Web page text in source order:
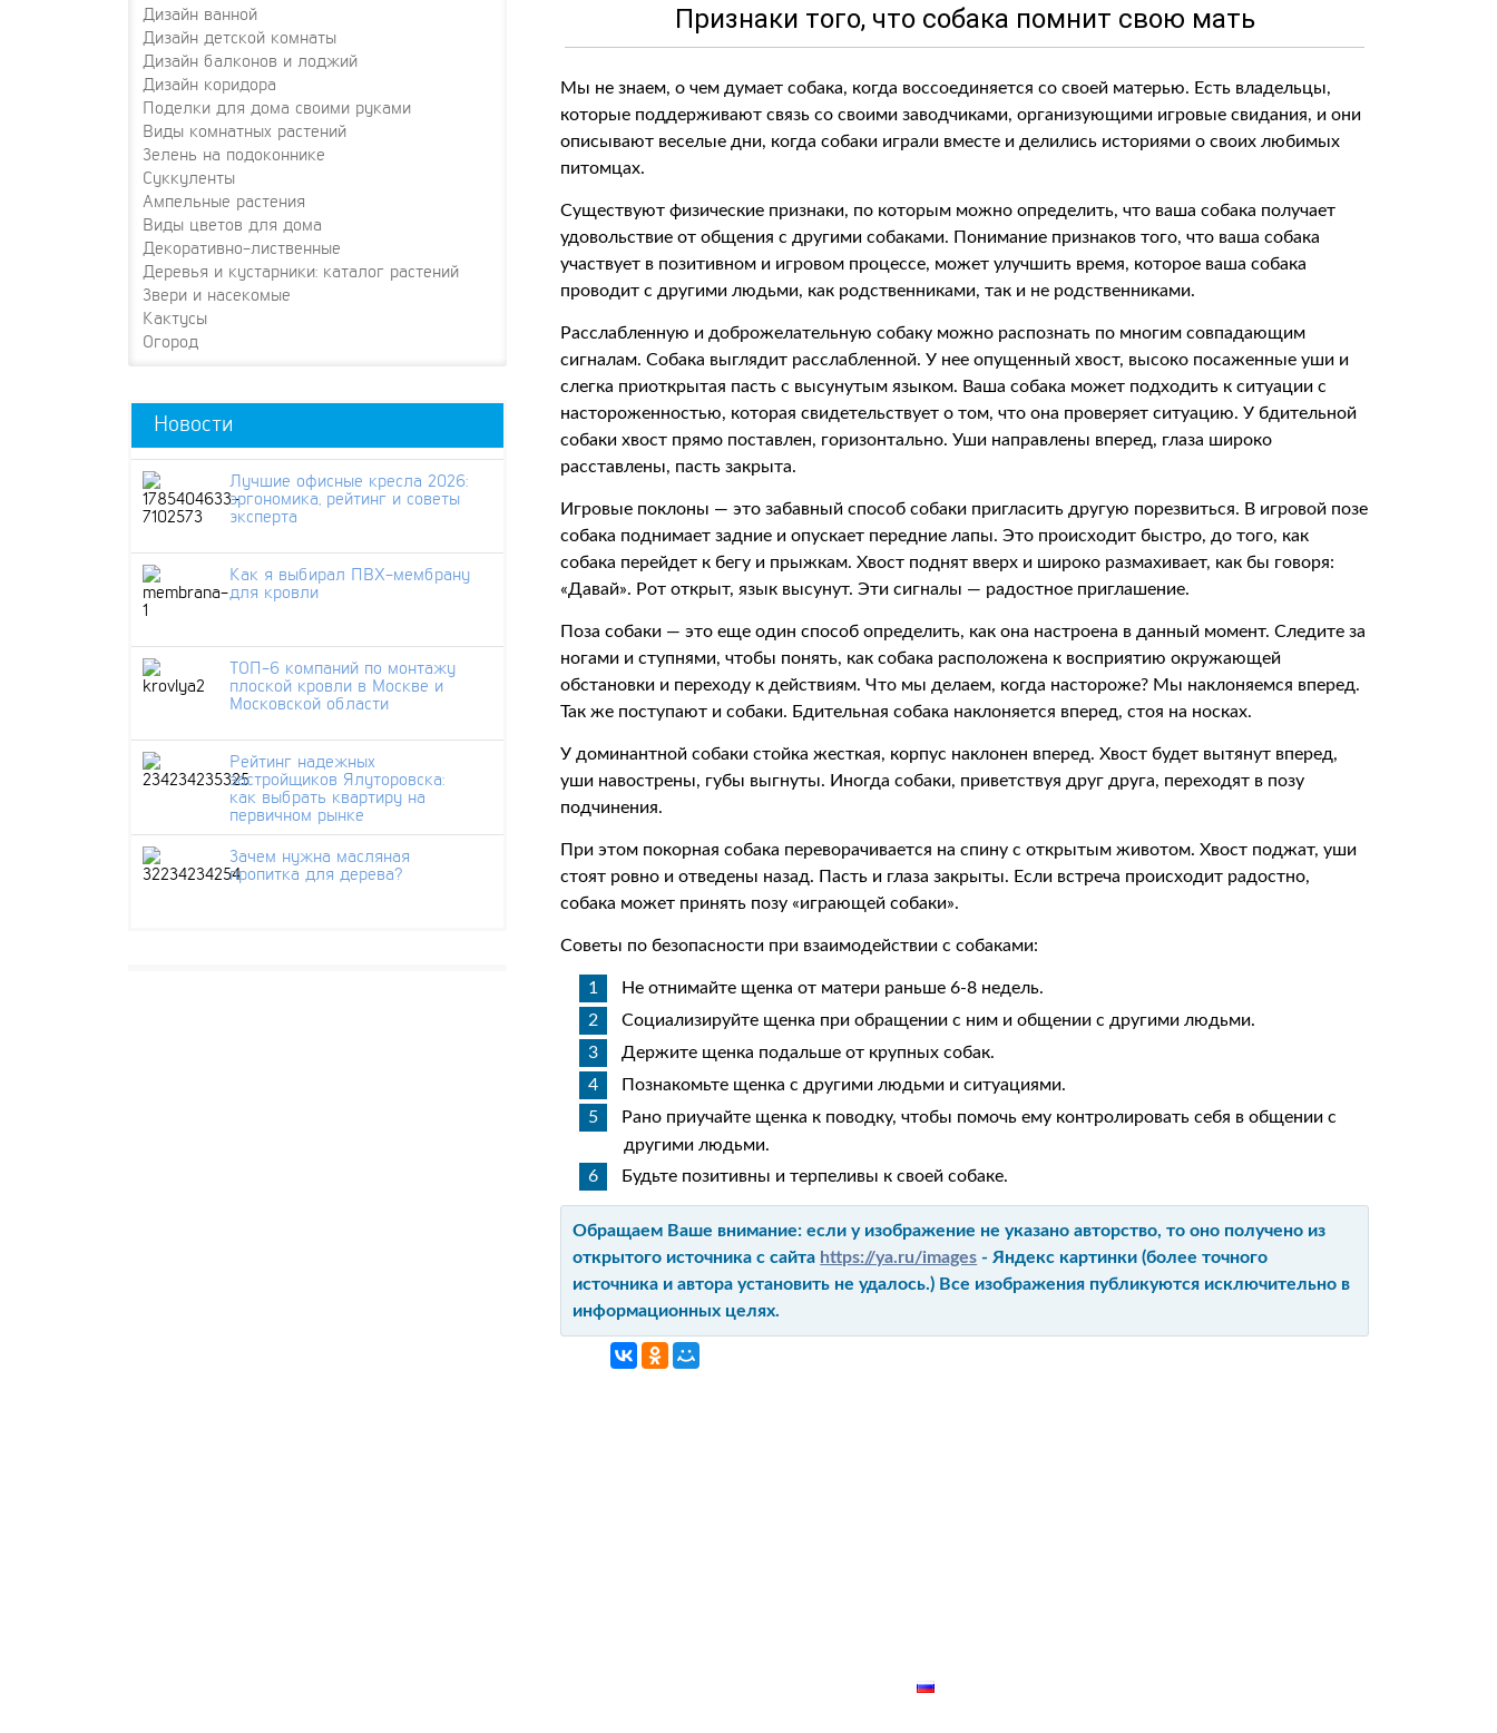
Признаки того, что собака помнит свою мать
Мы не знаем, о чем думает собака, когда воссоединяется со своей матерью. Есть владельцы,
которые поддерживают связь со своими заводчиками, организующими игровые свидания, и они
описывают веселые дни, когда собаки играли вместе и делились историями о своих любимых
питомцах.
Существуют физические признаки, по которым можно определить, что ваша собака получает
удовольствие от общения с другими собаками. Понимание признаков того, что ваша собака
участвует в позитивном и игровом процессе, может улучшить время, которое ваша собака
проводит с другими людьми, как родственниками, так и не родственниками.
Расслабленную и доброжелательную собаку можно распознать по многим совпадающим
сигналам. Собака выглядит расслабленной. У нее опущенный хвост, высоко посаженные уши и
слегка приоткрытая пасть с высунутым языком. Ваша собака может подходить к ситуации с
настороженностью, которая свидетельствует о том, что она проверяет ситуацию. У бдительной
собаки хвост прямо поставлен, горизонтально. Уши направлены вперед, глаза широко
расставлены, пасть закрыта.
Игровые поклоны — это забавный способ собаки пригласить другую порезвиться. В игровой позе
собака поднимает задние и опускает передние лапы. Это происходит быстро, до того, как
собака перейдет к бегу и прыжкам. Хвост поднят вверх и широко размахивает, как бы говоря:
«Давай». Рот открыт, язык высунут. Эти сигналы — радостное приглашение.
Поза собаки — это еще один способ определить, как она настроена в данный момент. Следите за
ногами и ступнями, чтобы понять, как собака расположена к восприятию окружающей
обстановки и переходу к действиям. Что мы делаем, когда настороже? Мы наклоняемся вперед.
Так же поступают и собаки. Бдительная собака наклоняется вперед, стоя на носках.
У доминантной собаки стойка жесткая, корпус наклонен вперед. Хвост будет вытянут вперед,
уши навострены, губы выгнуты. Иногда собаки, приветствуя друг друга, переходят в позу
подчинения.
При этом покорная собака переворачивается на спину с открытым животом. Хвост поджат, уши
стоят ровно и отведены назад. Пасть и глаза закрыты. Если встреча происходит радостно,
собака может принять позу «играющей собаки».
Советы по безопасности при взаимодействии с собаками:
Не отнимайте щенка от матери раньше 6-8 недель.
Социализируйте щенка при обращении с ним и общении с другими людьми.
Держите щенка подальше от крупных собак.
Познакомьте щенка с другими людьми и ситуациями.
Рано приучайте щенка к поводку, чтобы помочь ему контролировать себя в общении с
другими людьми.
Будьте позитивны и терпеливы к своей собаке.
Обращаем Ваше внимание: если у изображение не указано авторство, то оно получено из
открытого источника с сайта https://ya.ru/images - Яндекс картинки (более точного
источника и автора установить не удалось.) Все изображения публикуются исключительно в
информационных целях.
Дизайн ванной
Дизайн детской комнаты
Дизайн балконов и лоджий
Дизайн коридора
Поделки для дома своими руками
Виды комнатных растений
Зелень на подоконнике
Суккуленты
Ампельные растения
Виды цветов для дома
Декоративно-лиственные
Деревья и кустарники: каталог растений
Звери и насекомые
Кактусы
Огород
Новости
Лучшие офисные кресла 2026:
эргономика, рейтинг и советы
эксперта
Как я выбирал ПВХ-мембрану
для кровли
ТОП-6 компаний по монтажу
плоской кровли в Москве и
Московской области
Рейтинг надежных
застройщиков Ялуторовска:
как выбрать квартиру на
первичном рынке
Зачем нужна масляная
пропитка для дерева?